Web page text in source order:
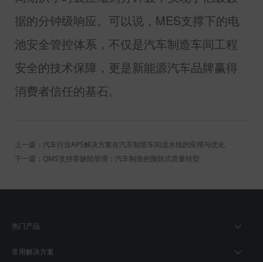
据的分钟级响应。可以说， MES支撑下的电
池安全管控体系，不仅是汽车制造车间工程
安全的技术保障，更是新能源汽车品牌赢得
消费者信任的基石。
上一篇：汽车行业APS解决方案在汽车制造车间流水线的应用与优化
下一篇：QMS支持零缺陷管理：汽车制造的预防式质量转型
热门产品
常用解决方案